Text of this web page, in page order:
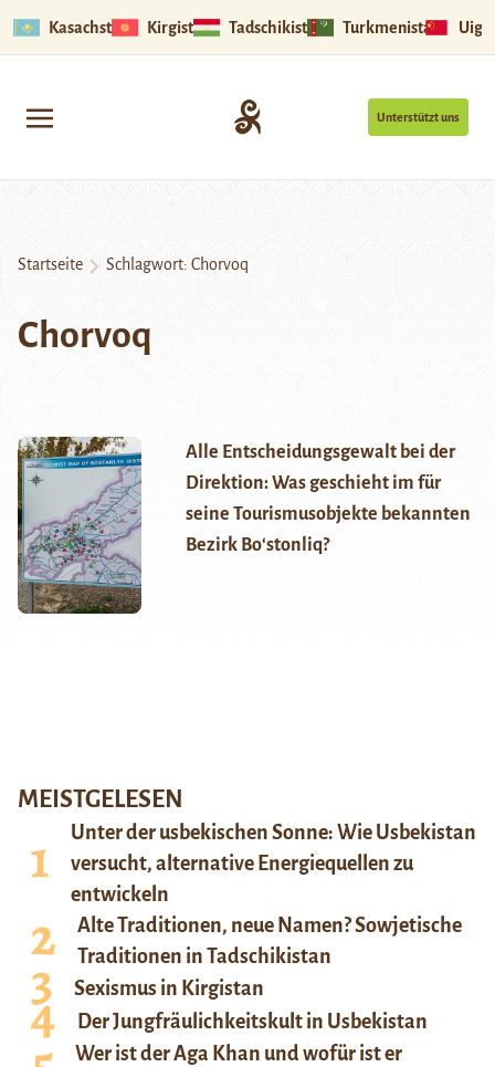
Kasachstan Kirgistan Tadschikistan Turkmenistan
Unterstützt uns
Startseite Schlagwort: Chorvoq
Chorvoq
Alle Entscheidungsgewalt bei der
Direktion: Was geschieht im für
seine Tourismusobjekte bekannten
Bezirk Boʻstonliq?
MEISTGELESEN
Unter der usbekischen Sonne: Wie Usbekistan
versucht, alternative Energiequellen zu
entwickeln
Alte Traditionen, neue Namen? Sowjetische
Traditionen in Tadschikistan
Sexismus in Kirgistan
Der Jungfräulichkeitskult in Usbekistan
Wer ist der Aga Khan und wofür ist er